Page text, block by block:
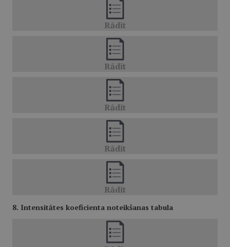
8. Intensitātes koeficienta noteikšanas tabula